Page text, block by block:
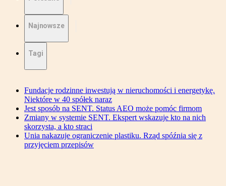
Najnowsze
Tagi
Fundacje rodzinne inwestują w nieruchomości i energetykę.
Niektóre w 40 spółek naraz
Jest sposób na SENT. Status AEO może pomóc firmom
Zmiany w systemie SENT. Ekspert wskazuje kto na nich
skorzysta, a kto straci
Unia nakazuje ograniczenie plastiku. Rząd spóźnia się z
przyjęciem przepisów